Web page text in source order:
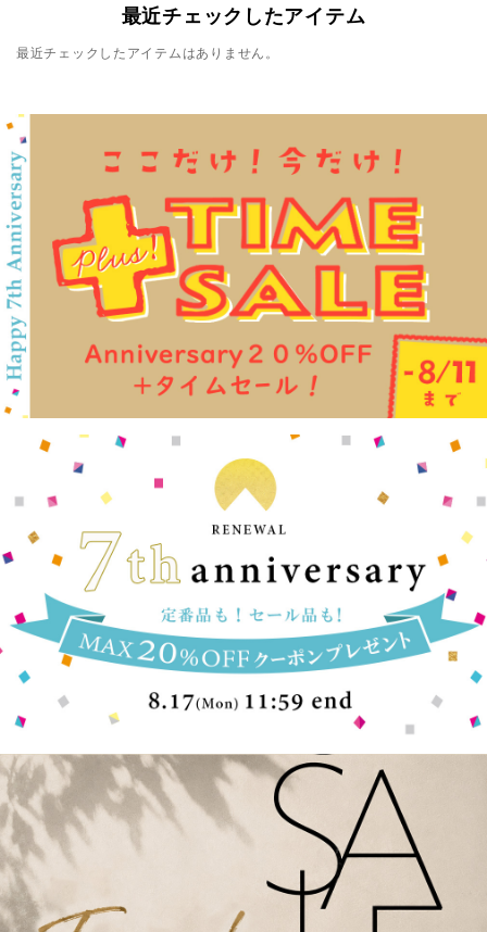
最近チェックしたアイテム
最近チェックしたアイテムはありません。